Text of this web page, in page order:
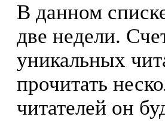
В данном
две недели.
уникальных
прочитать
читателей он